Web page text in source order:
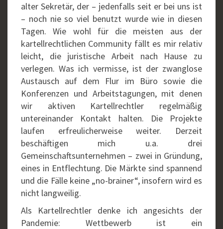
alter Sekretär, der – jedenfalls seit er bei uns ist
– noch nie so viel benutzt wurde wie in diesen
Tagen. Wie wohl für die meisten aus der
kartellrechtlichen Community fällt es mir relativ
leicht, die juristische Arbeit nach Hause zu
verlegen. Was ich vermisse, ist der zwanglose
Austausch auf dem Flur im Büro sowie die
Konferenzen und Arbeitstagungen, mit denen
wir aktiven Kartellrechtler regelmäßig
untereinander Kontakt halten. Die Projekte
laufen erfreulicherweise weiter. Derzeit
beschäftigen mich u.a. drei
Gemeinschaftsunternehmen – zwei in Gründung,
eines in Entflechtung. Die Märkte sind spannend
und die Fälle keine „no-brainer“, insofern wird es
nicht langweilig.
Als Kartellrechtler denke ich angesichts der
Pandemie: Wettbewerb ist ein